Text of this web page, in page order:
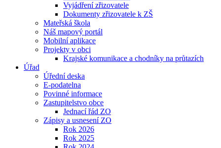
Vyjádření zřizovatele
Dokumenty zřizovatele k ZŠ
Mateřská škola
Náš mapový portál
Mobilní aplikace
Projekty v obci
Krajské komunikace a chodníky na průtazích
Úřad
Úřední deska
E-podatelna
Povinné informace
Zastupitelstvo obce
Jednací řád ZO
Zápisy a usnesení ZO
Rok 2026
Rok 2025